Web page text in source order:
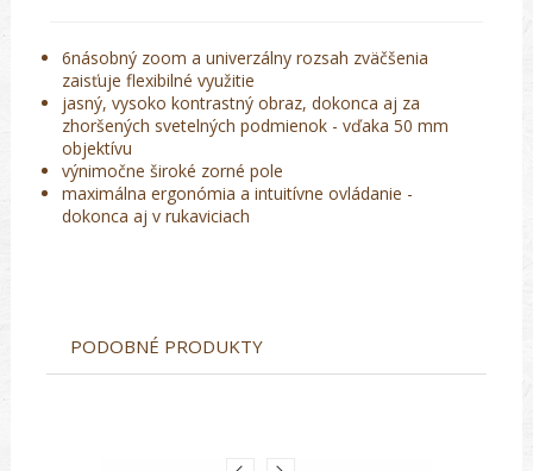
6násobný zoom a univerzálny rozsah zväčšenia
zaisťuje flexibilné využitie
jasný, vysoko kontrastný obraz, dokonca aj za
zhoršených svetelných podmienok - vďaka 50 mm
objektívu
výnimočne široké zorné pole
maximálna ergonómia a intuitívne ovládanie -
dokonca aj v rukaviciach
PODOBNÉ PRODUKTY